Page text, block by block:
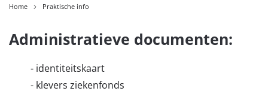
Home Praktische info
Administratieve documenten:
- identiteitskaart
- klevers ziekenfonds